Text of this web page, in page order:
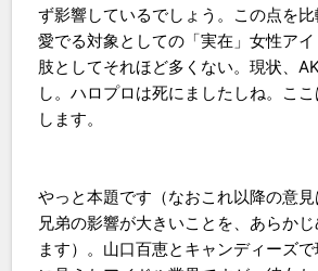
ず影響しているでしょう。この点を
愛でる対象としての「実在」女性ア
肢としてそれほど多くない。現状、
し。ハロプロは死にましたしね。こ
します。
やっと本題です（なおこれ以降の意
兄弟の影響が大きいことを、あらか
ます）。山口百恵とキャンディーズ